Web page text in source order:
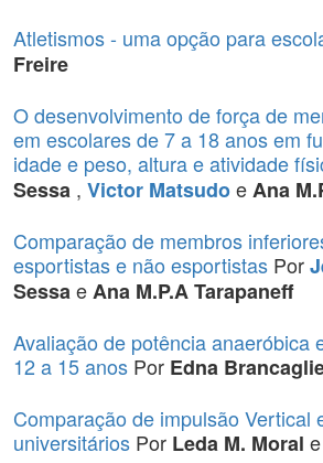
Atletismos - uma opção para
Freire
O desenvolvimento de força de
em escolares de 7 a 18 anos em
idade e peso, altura e atividade
Sessa , Victor MatsudoeAna
Comparação de membros
esportistas e não esportistas Por
SessaeAna M.P.A Tarapaneff
Avaliação de potência anaeróbica
12 a 15 anos Por Edna
Comparação de impulsão Vertical
universitários Por Leda M. Moral e